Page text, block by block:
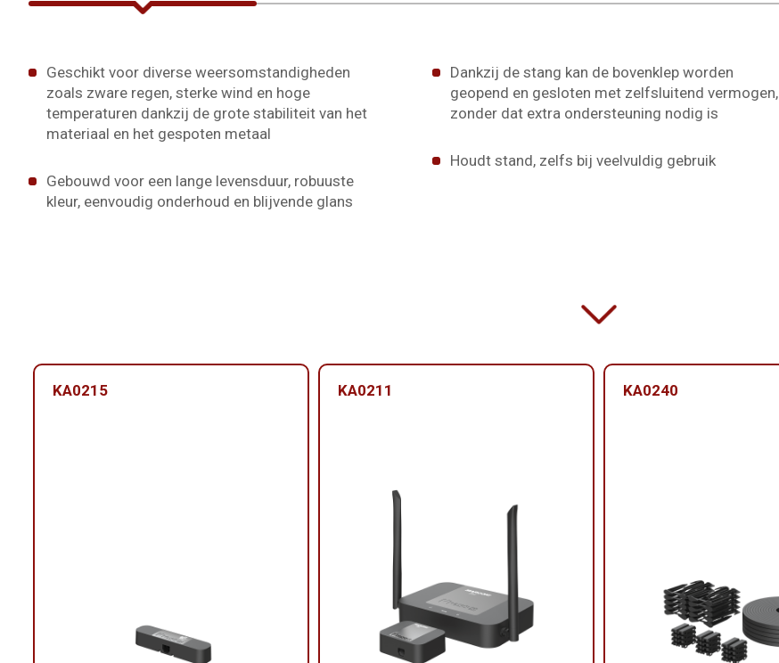
Geschikt voor diverse weersomstandigheden
zoals zware regen, sterke wind en hoge
temperaturen dankzij de grote stabiliteit van het
materiaal en het gespoten metaal
Gebouwd voor een lange levensduur, robuuste
kleur, eenvoudig onderhoud en blijvende glans
Dankzij de stang kan de bovenklep worden
geopend en gesloten met zelfsluitend vermogen,
zonder dat extra ondersteuning nodig is
Houdt stand, zelfs bij veelvuldig gebruik
KA0215 KA0211 KA0240